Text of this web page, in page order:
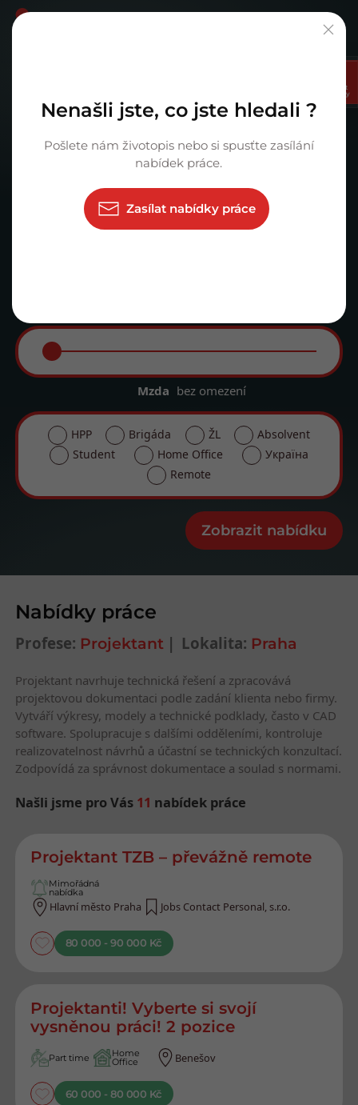
× Projektant
Mzda bez omezení
HPP Brigáda ŽL
Absolvent
Student
Home Office
Україна
Remote
Nabídky práce
Profese: Projektant Lokalita: Praha
Projektant navrhuje technická řešení a zpracovává
projektovou dokumentaci podle zadání klienta nebo firmy.
Vytváří výkresy, modely a technické podklady, často v CAD
software. Spolupracuje s dalšími odděleními, kontroluje
realizovatelnost návrhů a účastní se technických konzultací.
Zodpovídá za správnost dokumentace a soulad s normami.
Našli jsme pro Vás 11 nabídek práce
Projektant TZB – převážně remote
Mimořádná
nabídka
Hlavní město Praha Jobs Contact Personal, s.r.o.
80 000 - 90 000 Kč
Projektanti! Vyberte si svojí
vysněnou práci! 2 pozice
Part time Home
Office Benešov
60 000 - 80 000 Kč
Zasílat
nabídky
Nenašli jste, co jste hledali ?
Pošlete nám životopis nebo si spusťte zasílání
nabídek práce.
Zasílat nabídky práce